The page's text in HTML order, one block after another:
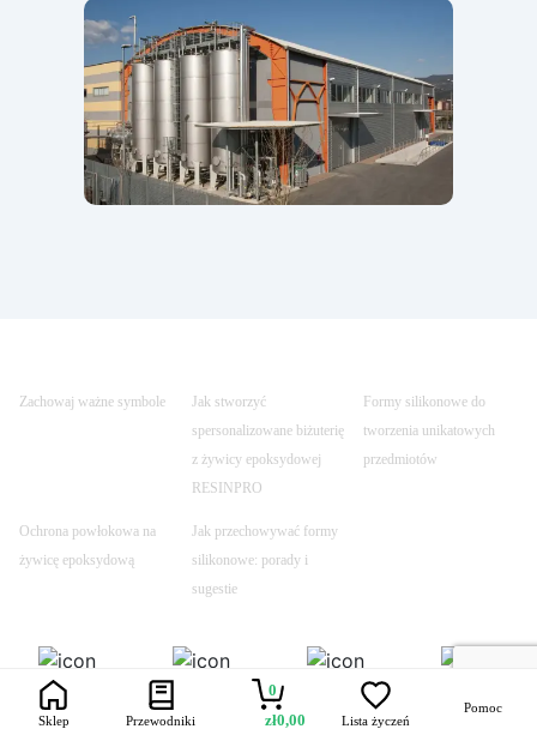
Zachowaj ważne symbole
Jak stworzyć
spersonalizowane biżuterię
z żywicy epoksydowej
RESINPRO
Formy silikonowe do
tworzenia unikatowych
przedmiotów
Ochrona powłokowa na
żywicę epoksydową
Jak przechowywać formy
silikonowe: porady i
sugestie
Trustpilot Szybka dostawa
Bezpieczne
bezpiecznym
Sklep Przewodniki
0
zł0,00 Lista życzeń
Pomoc